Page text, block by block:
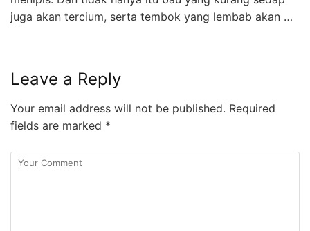
juga akan tercium, serta tembok yang lembab akan …
Leave a Reply
Your email address will not be published. Required
fields are marked *